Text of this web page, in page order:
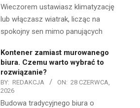
Wieczorem ustawiasz klimatyzację
lub włączasz wiatrak, licząc na
spokojny sen mimo panujących
Kontener zamiast murowanego
biura. Czemu warto wybrać to
rozwiązanie?
BY: REDAKCJA ON: 28 CZERWCA,
2026
Budowa tradycyjnego biura o